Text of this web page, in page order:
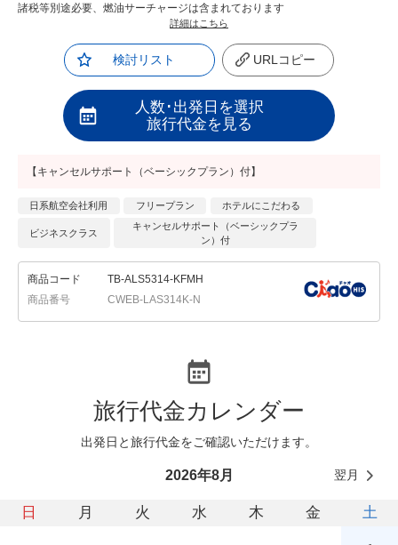
諸税等別途必要、燃油サーチャージは含まれております
詳細はこちら
検討リスト URLコピー
人数･出発日を選択
旅行代金を見る
【キャンセルサポート（ベーシックプラン）付】
日系航空会社利用 フリープラン ホテルにこだわる
ビジネスクラス
キャンセルサポート（ベーシックプラ
ン）付
商品コード
TB-ALS5314-KFMH
商品番号
CWEB-LAS314K-N
旅行代金カレンダー
出発日と旅行代金をご確認いただけます。
2026年8月 翌月
日 月 火 水 木 金 土